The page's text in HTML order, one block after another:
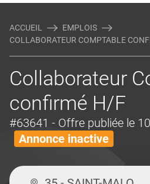
ACCUEIL
EMPLOIS
COLLABORATEUR COMPTABLE
Collaborateur
confirmé H/F
#63641 - Offre publiée le
Annonce inactive